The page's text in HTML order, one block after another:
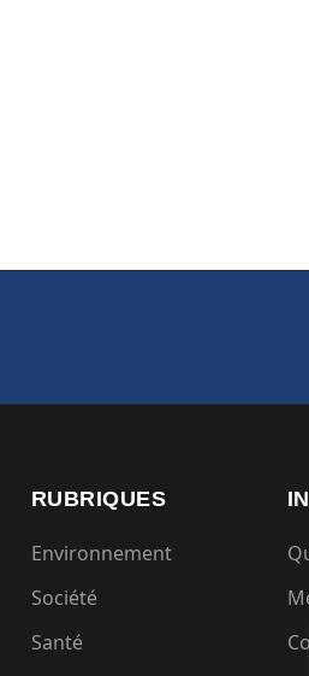
RUBRIQUES
Environnement
Société
Santé